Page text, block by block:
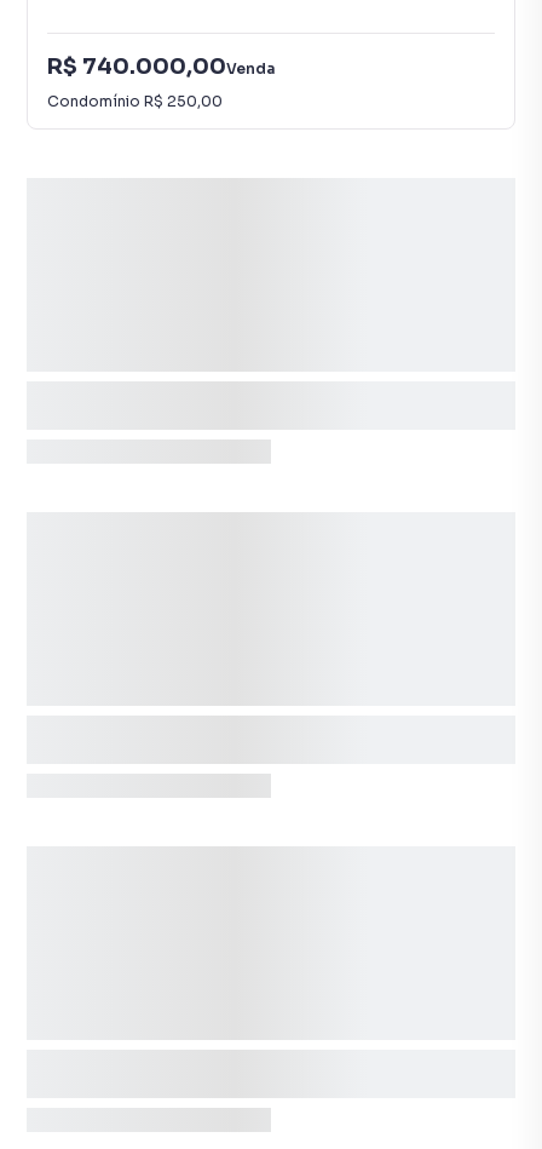
R$ 740.000,00Venda
Condomínio R$ 250,00